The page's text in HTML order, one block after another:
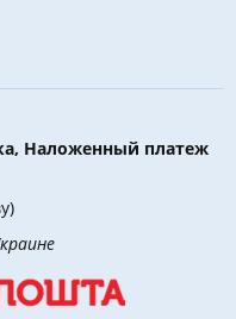
Наложенный платеж